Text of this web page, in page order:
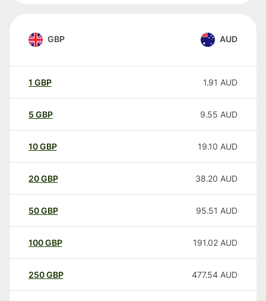
GBP AUD
1 GBP 1.91 AUD
5 GBP 9.55 AUD
10GBP 19.10 AUD
20GBP 38.20 AUD
50GBP 95.51 AUD
100GBP 191.02 AUD
250GBP 477.54 AUD